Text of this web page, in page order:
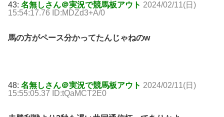
43: 名無しさん＠実況で競馬板アウト 2024/02/11(日)
15:54:17.76 ID:MDZd3+A/0
馬の方がペース分かってたんじゃねのw
48: 名無しさん＠実況で競馬板アウト 2024/02/11(日)
15:55:05.37 ID:tQaMCT2E0